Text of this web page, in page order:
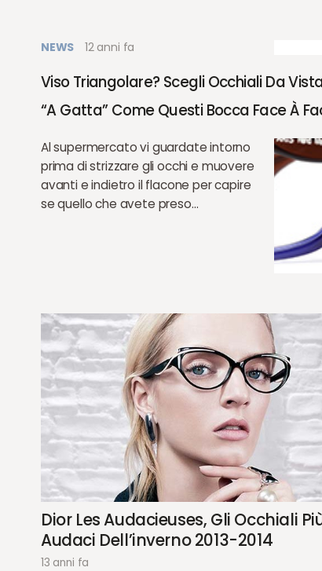
NEWS 12 anni fa
Viso Triangolare? Scegli Occhiali Da
“a Gatta” Come Questi Bocca Face À
Al supermercato vi guardate intorno
prima di strizzare gli occhi e muovere
avanti e indietro il flacone per capire
se quello che avete preso…
Dior Les Audacieuses, Gli Occhiali
Audaci Dell’inverno 2013-2014
13 anni fa